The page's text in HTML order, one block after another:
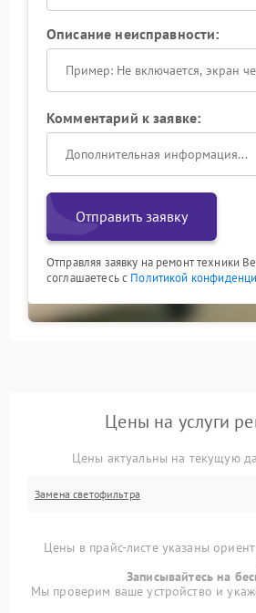
Описание неисправности:
Комментарий к заявке:
Отправить заявку
Отправляя заявку на ремонт техники
соглашаетесь с Политикой
Цены на услуги
Цены актуальны на текущую
Замена светофильтра
Цены в прайс-листе указаны
Записывайтесь на
Мы проверим ваше устройство и